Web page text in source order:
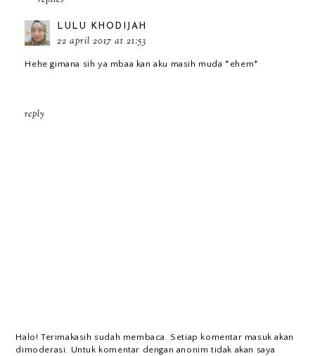
LULU KHODIJAH
22 april 2017 at 21:53
Hehe gimana sih ya mbaa kan aku masih muda *ehem*
reply
Halo! Terimakasih sudah membaca. Setiap komentar masuk akan
dimoderasi. Untuk komentar dengan anonim tidak akan saya